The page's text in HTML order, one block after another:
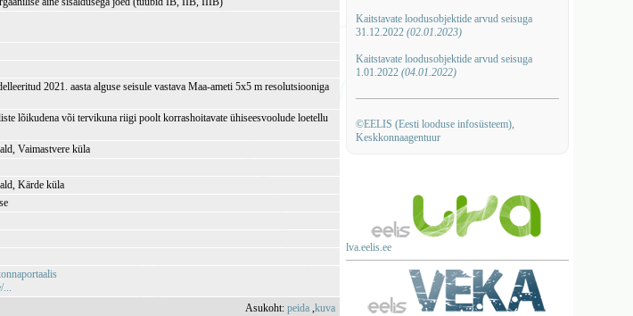
Kaitstavate loodusobjektide arvud seisuga
31.12.2022 (02.01.2023)
Kaitstavate loodusobjektide arvud seisuga
1.01.2022 (04.01.2022)
©EELIS (Eesti looduse infosüsteem),
Keskkonnaagentuur
lva.eelis.ee
2021. aasta alguse seisule vastava Maa-ameti 5x5 m resolutsiooniga
lõikudena või tervikuna riigi poolt korrashoitavate ühiseesvoolude loetellu
Vaimastvere küla
Kärde küla
...
Asukoht:peida ,kuva